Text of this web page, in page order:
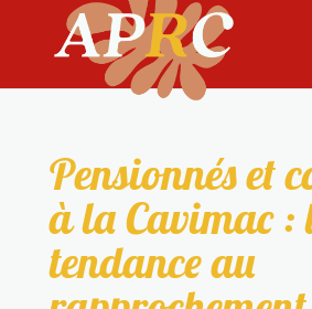
Pensionnés et
à la Cavimac :
tendance au